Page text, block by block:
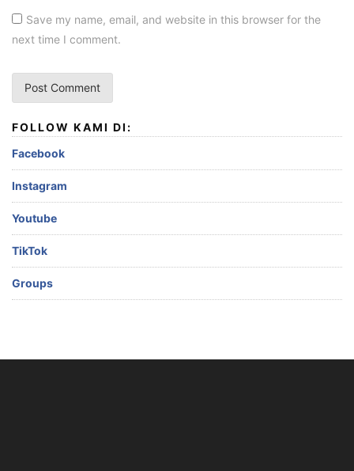
Save my name, email, and website in this browser for the
next time I comment.
FOLLOW KAMI DI:
Facebook
Instagram
Youtube
TikTok
Groups